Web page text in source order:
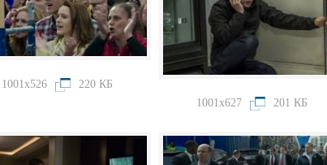
1001x526
220 КБ
1001x627
201 КБ